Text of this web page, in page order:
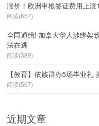
涨价！欧洲申根签证费用上涨
阅读(657)
全国通缉! 加拿大华人涉绑架
法在逃
阅读(389)
【教育】依族群办5场毕业礼
阅读(567)
近期文章